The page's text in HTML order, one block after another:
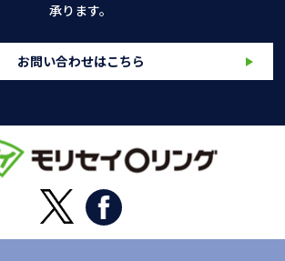
承ります。
お問い合わせはこちら